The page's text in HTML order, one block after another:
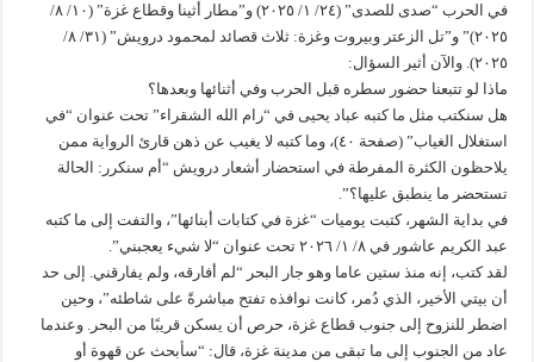
في الحرب “صدى للصدى” (٢٤/ ١/ ٢٠٢٥) و”مطار أثينا وقطاع غزة” (١٠/ ٨/
٢٠٢٥)” و”تل الزعتر وبيروت وغزة: ثلاث قصائد لمحمود درويش” (٣١/ ٨/
٢٠٢٥). والآن أثير السؤال:
ماذا لو تتبعنا حضور سطره قبل الحرب وفي أثنائها وبعدها؟
هل سنكتب مثل ما كتبه عباد يحيى في “رام الله الشقراء” تحت عنوان “في
استغلال الغياب” (صفحة ٤٠)، وما كتبه لا يغيب عن ذهن قارئ الرواية ممن
يلاحظون الكثرة المفرطة في استحضار أشعار درويش “أم سنكرر: الحالة
تستحضر ما ينطبق عليها؟”.
في بداية الشهر، كتبت يوميات “غزة في كتابات أبنائها”، والتفت إلى ما كتبه
عبد الكريم عاشور في ٨/ ١/ ٢٠٢٦ تحت عنوان “لا شيء يعجبني”.
لقد كتب، إنه منذ ستين عاما وهو جار البحر “لم أفارقه، ولم يفارقني. إلى حد
أن بيتي الأخير، الذي دُمر، كانت نوافذه تفتح مباشرةً على شاطئه”، وحين
اضطر للنزوح إلى جنوب قطاع غزة، حرص أن يسكن قريبًا من البحر. وعندما
عاد من الجنوب إلى ما تبقى من مدينة غزة، قال: “سأبحث عن قهوة أو